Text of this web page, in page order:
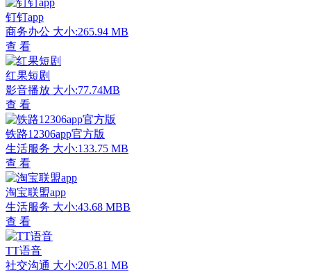
钉钉app
商务办公 大小:265.94 MB
查 看
红果短剧
影音播放 大小:77.74MB
查 看
铁路12306app官方版
生活服务 大小:133.75 MB
查 看
淘宝联盟app
生活服务 大小:43.68 MBB
查 看
TT语音
社交沟通 大小:205.81 MB